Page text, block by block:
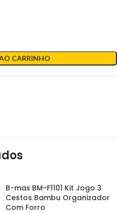
CARRINHO
B-max BM-F1101 Kit Jogo 3
Cestos Bambu Organizador
Com Forro